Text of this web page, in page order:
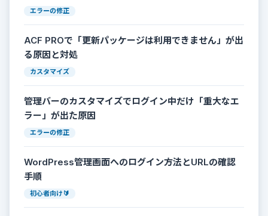
エラーの修正
ACF PROで「更新パッケージは利用できません」が出
る原因と対処
カスタマイズ
管理バーのカスタマイズでログイン中だけ「重大なエ
ラー」が出た原因
エラーの修正
WordPress管理画面へのログイン方法とURLの確認
手順
初心者向け🔰